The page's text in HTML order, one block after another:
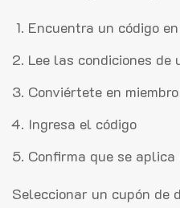
Encuentra un código
Lee las condiciones de
Conviértete en
Ingresa el código
Confirma que se
Seleccionar un cupón de